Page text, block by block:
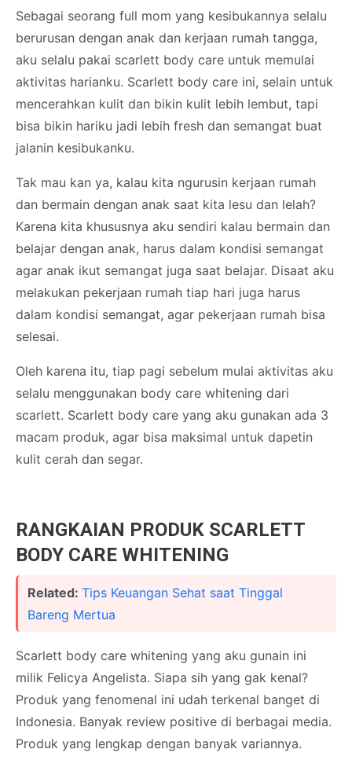
Sebagai seorang full mom yang kesibukannya selalu
berurusan dengan anak dan kerjaan rumah tangga,
aku selalu pakai scarlett body care untuk memulai
aktivitas harianku. Scarlett body care ini, selain untuk
mencerahkan kulit dan bikin kulit lebih lembut, tapi
bisa bikin hariku jadi lebih fresh dan semangat buat
jalanin kesibukanku.
Tak mau kan ya, kalau kita ngurusin kerjaan rumah
dan bermain dengan anak saat kita lesu dan lelah?
Karena kita khususnya aku sendiri kalau bermain dan
belajar dengan anak, harus dalam kondisi semangat
agar anak ikut semangat juga saat belajar. Disaat aku
melakukan pekerjaan rumah tiap hari juga harus
dalam kondisi semangat, agar pekerjaan rumah bisa
selesai.
Oleh karena itu, tiap pagi sebelum mulai aktivitas aku
selalu menggunakan body care whitening dari
scarlett. Scarlett body care yang aku gunakan ada 3
macam produk, agar bisa maksimal untuk dapetin
kulit cerah dan segar.
RANGKAIAN PRODUK SCARLETT
BODY CARE WHITENING
Related: Tips Keuangan Sehat saat Tinggal
Bareng Mertua
Scarlett body care whitening yang aku gunain ini
milik Felicya Angelista. Siapa sih yang gak kenal?
Produk yang fenomenal ini udah terkenal banget di
Indonesia. Banyak review positive di berbagai media.
Produk yang lengkap dengan banyak variannya.